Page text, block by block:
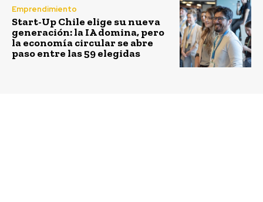
Emprendimiento
Start-Up Chile elige su nueva
generación: la IA domina, pero
la economía circular se abre
paso entre las 59 elegidas